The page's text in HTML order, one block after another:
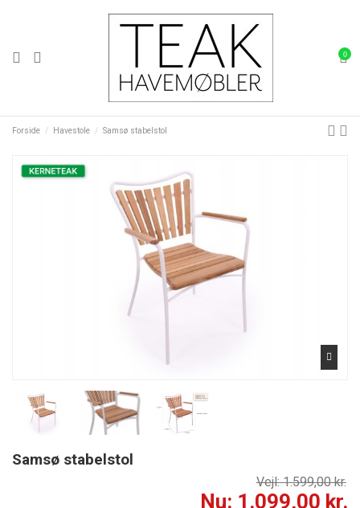
0
Forside Havestole Samsø stabelstol
Samsø stabelstol
Vejl: 1.599,00 kr.
Nu: 1.099,00 kr.